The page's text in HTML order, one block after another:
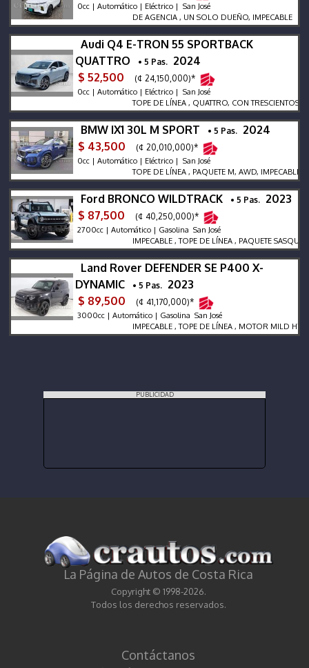
0cc | Automático | Eléctrico | San José
DE AGENCIA , UN SOLO DUEÑO, IMPECABLE
Audi Q4 E-TRON 55 SPORTBACK
QUATTRO
• 5 Pas. 2024
$ 52,500
(¢ 24,150,000)*
0cc | Automático | Eléctrico | San José
TOPE DE LÍNEA , QUATTRO, CON TRESCIENTOS
BMW IX1 30L M SPORT • 5 Pas. 2024
$ 43,500
(¢ 20,010,000)*
0cc | Automático | Eléctrico | San José
TOPE DE LÍNEA , PAQUETE M, AWD, IMPECABLE
Ford BRONCO WILDTRACK • 5 Pas. 2023
$ 87,500
(¢ 40,250,000)*
2700cc | Automático | Gasolina San José
IMPECABLE , TOPE DE LÍNEA , PAQUETE SASQUATCH
Land Rover DEFENDER SE P400 X-
DYNAMIC
• 5 Pas. 2023
$ 89,500
(¢ 41,170,000)*
3000cc | Automático | Gasolina San José
IMPECABLE , TOPE DE LÍNEA , MOTOR MILD HYBRID
PUBLICIDAD
La Página de Autos de Costa Rica
Copyright © 1998-2026.
Todos los derechos reservados.
Contáctanos